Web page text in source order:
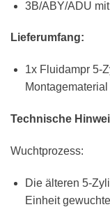
3B/ABY/ADU
Lieferumfang:
1x Fluidampr 5-
Montagematerial
Technische
Wuchtprozess:
Die älteren 5-
Einheit